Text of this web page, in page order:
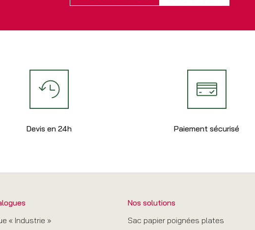
Devis en 24h Paiement sécurisé
« Industrie »
Nos solutions
Sac papier poignées plates